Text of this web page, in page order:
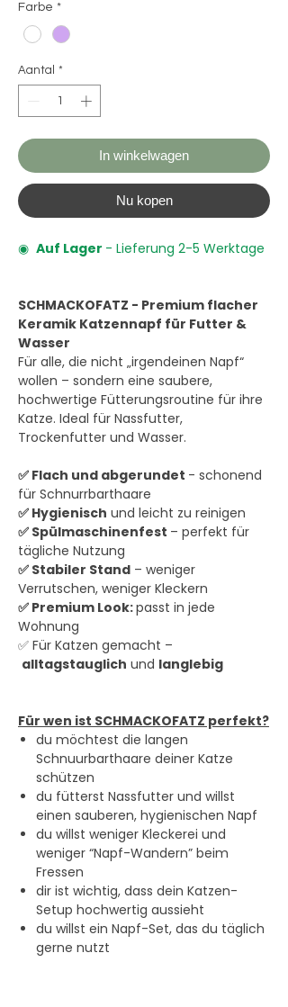
Farbe *
Aantal *
In winkelwagen
Nu kopen
◉ Auf Lager - Lieferung 2-5 Werktage
SCHMACKOFATZ - Premium flacher
Keramik Katzennapf für Futter &
Wasser
Für alle, die nicht „irgendeinen Napf“
wollen – sondern eine saubere,
hochwertige Fütterungsroutine für ihre
Katze. Ideal für Nassfutter,
Trockenfutter und Wasser.
✅ Flach und abgerundet - schonend
für Schnurrbarthaare
✅ Hygienisch und leicht zu reinigen
✅ Spülmaschinenfest – perfekt für
tägliche Nutzung
✅ Stabiler Stand – weniger
Verrutschen, weniger Kleckern
✅ Premium Look:passt in jede
Wohnung
✅ Für Katzen gemacht –
alltagstauglich und langlebig
Für wen ist SCHMACKOFATZ perfekt?
du möchtest die langen
Schnuurbarthaare deiner Katze
schützen
du fütterst Nassfutter und willst
einen sauberen, hygienischen Napf
du willst weniger Kleckerei und
weniger “Napf-Wandern” beim
Fressen
dir ist wichtig, dass dein Katzen-
Setup hochwertig aussieht
du willst ein Napf-Set, das du täglich
gerne nutzt